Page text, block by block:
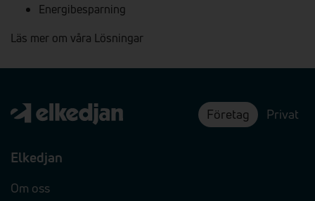
Energibesparning
Läs mer om våra Lösningar
Företag Privat
Elkedjan
Om oss